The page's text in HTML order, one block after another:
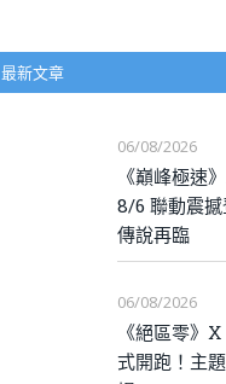
最新文章
06/08/2026
《巔峰極速
8/6 聯動震
傳說再臨
06/08/2026
《絕區零》
式開跑！主